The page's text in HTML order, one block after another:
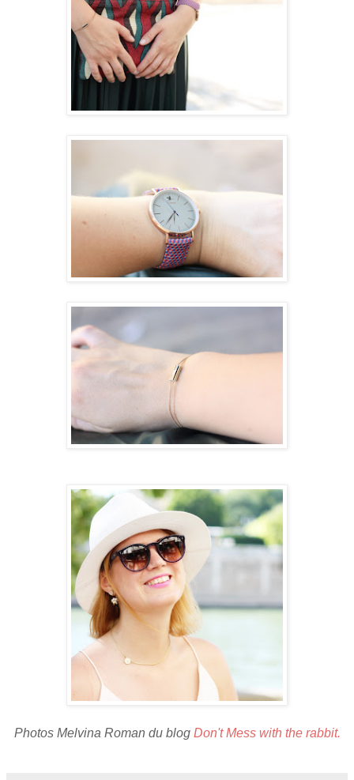
Photos Melvina Roman du blog Don't Mess with the rabbit.